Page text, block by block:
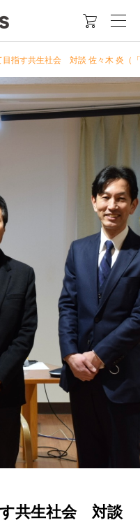

目指す共生社会 対談 佐々木 炎（
共生社会 対談